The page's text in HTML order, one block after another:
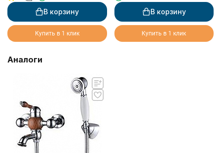
В корзину
Купить в 1 клик
В корзину
Купить в 1 клик
Аналоги